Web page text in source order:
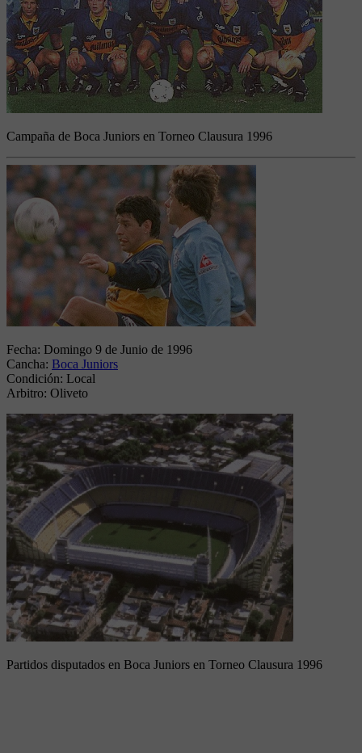
Campaña de Boca Juniors en Torneo Clausura 1996
Fecha: Domingo 9 de Junio de 1996
Cancha: Boca Juniors
Condición: Local
Arbitro: Oliveto
Partidos disputados en Boca Juniors en Torneo Clausura 1996